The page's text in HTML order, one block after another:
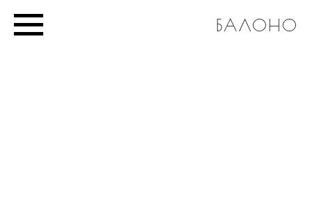
БАЛОНО